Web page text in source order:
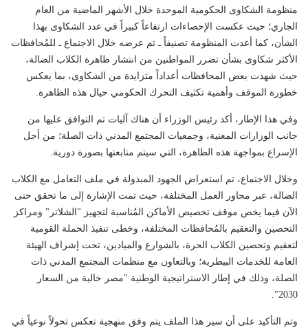
منظومة الشكاوى الحكومية الموحدة خلال الأشهر الماضية من العام
الجاري؛ حيث عكست الإحصاءات ارتفاعاً كبيراً في عدد الشكاوى بهذا
الشأن، كما أعدت المنظومة تصنيفاً ـ تم عرضه خلال الاجتماع ـ للمُحافظات
الأكثر شكاوى بشأن تضرر المواطنين من انتشار ظاهرة الكلاب الضالة،
حيث شهدت بعض المحافظات أعداداً متزايدة من الشكاوى، بما يعكس
خطورة الموقف وأهمية تكثيف التحرك الحكومي حيال هذه الظاهرة.
وفي هذا الإطار، أكد رئيس الوزراء أن هناك آليات تم التوافق عليها من
جانب الوزارات المعنية، وجمعيات المجتمع المدني ذات الصلة؛ من أجل
الإسراع بمواجهة هذه الظاهرة، التي سيتم متابعتها بصورة دورية.
وخلال الاجتماع، تم استعراض الجهود المبذولة في ملف التعامل مع الكلاب
الضالة، عبر محاور العمل المختلفة، حيث تمت الإشارة إلى ما تحقق حتى
الآن فيما يخص موقف تخصيص الأماكن المُناسبة لتجهيز "الشلاتر" ومراكز
التحصين والتعقيم بالمُحافظات المختلفة، وخطى تنفيذ الحملة القومية
لتعقيم وتحصين الكلاب الحرة، بالشوارع والميادين، تحت إشراف الهيئة
العامة للخدمات البيطرية؛ وبالتعاون مع منظمات المجتمع المدني ذات
الصلة، وذلك في إطار الاستراتيجية الوطنية "مصر خالية من السعار
2030".
وتم التأكيد على أن سير هذا الملف يتم وفق منهجية تعكس تحولاً نوعياً في